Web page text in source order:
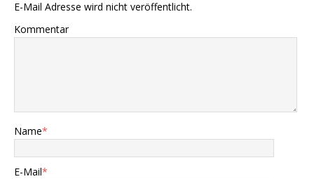
E-Mail Adresse wird nicht veröffentlicht.
Kommentar
Name*
E-Mail*